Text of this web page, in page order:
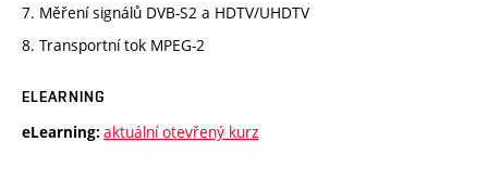
7. Měření signálů DVB-S2 a HDTV/UHDTV
8. Transportní tok MPEG-2
ELEARNING
eLearning: aktuální otevřený kurz